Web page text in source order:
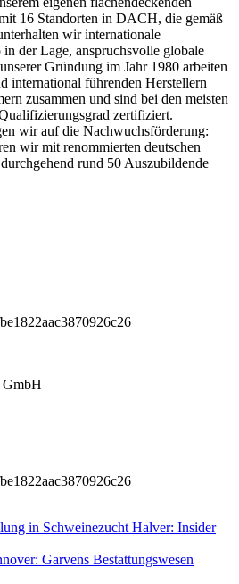
16 Standorten in DACH, die gemäß
wir internationale
in der Lage, anspruchsvolle globale
Gründung im Jahr 1980 arbeiten
international führenden Herstellern
zusammen und sind bei den meisten
zertifiziert.
wir auf die Nachwuchsförderung:
wir mit renommierten deutschen
rund 50 Auszubildende
in Schweinezucht Halver: Insider
Garvens Bestattungswesen